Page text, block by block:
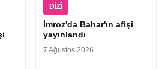
DIZI
İmroz'da Bahar'ın afişi
yayınlandı
7 Ağustos 2026